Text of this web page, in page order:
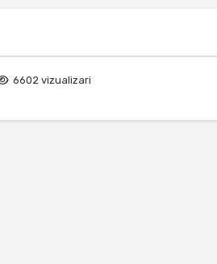
6602 vizualizari